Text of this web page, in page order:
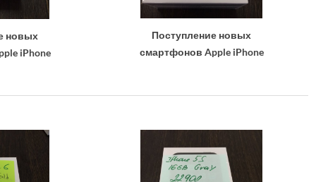
новых
iPhone
Поступление новых
смартфонов Apple iPhone